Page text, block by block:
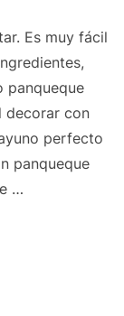
Es muy fácil
panqueque
decorar con
perfecto
panqueque
…
ALEMÁN»